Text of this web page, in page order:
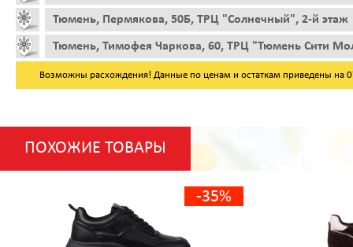
Тюмень, Пермякова, 50Б, ТРЦ "Солнечный", 2-й этаж
Тюмень, Тимофея Чаркова, 60, ТРЦ "Тюмень Сити
Возможны расхождения! Данные по ценам и остаткам приведены на
ПОХОЖИЕ ТОВАРЫ
-35%